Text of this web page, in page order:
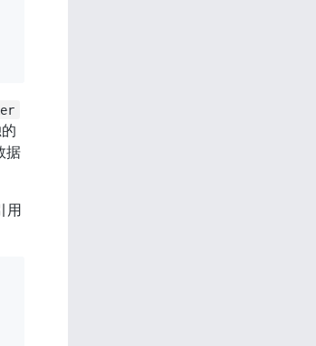
据
用